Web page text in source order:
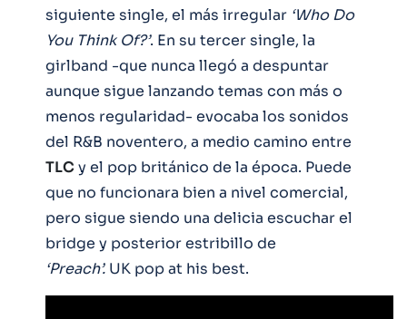
siguiente single, el más irregular ‘Who Do
You Think Of?’. En su tercer single, la
girlband -que nunca llegó a despuntar
aunque sigue lanzando temas con más o
menos regularidad- evocaba los sonidos
del R&B noventero, a medio camino entre
TLCy el pop británico de la época. Puede
que no funcionara bien a nivel comercial,
pero sigue siendo una delicia escuchar el
bridge y posterior estribillo de
‘Preach’. UK pop at his best.